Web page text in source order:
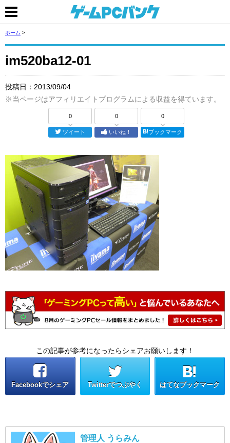
ホーム >
im520ba12-01
投稿日： 2013/09/04
※当ページはアフィリエイトプログラムによる収益を得ています。
0
ツイート
0
いいね！
0
ブックマーク
この記事が参考になったらシェアお願いします！
Facebookでシェア Twitterでつぶやく はてなブックマーク
管理人 うらみん